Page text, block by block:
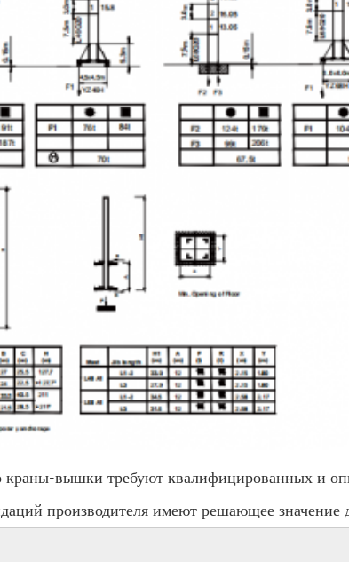
краны-вышки требуют квалифицированных и
производителя имеют решающее значение